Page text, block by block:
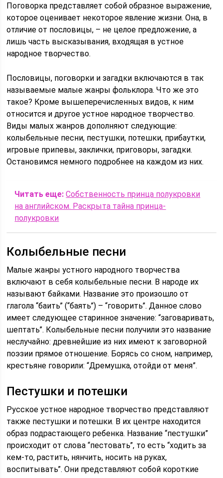
Поговорка представляет собой образное выражение,
которое оценивает некоторое явление жизни. Она, в
отличие от пословицы, – не целое предложение, а
лишь часть высказывания, входящая в устное
народное творчество.
Пословицы, поговорки и загадки включаются в так
называемые малые жанры фольклора. Что же это
такое? Кроме вышеперечисленных видов, к ним
относится и другое устное народное творчество.
Виды малых жанров дополняют следующие:
колыбельные песни, пестушки, потешки, прибаутки,
игровые припевы, заклички, приговоры, загадки.
Остановимся немного подробнее на каждом из них.
Читать еще: Собственность принца полукровки
на английском. Раскрыта тайна принца-
полукровки
Колыбельные песни
Малые жанры устного народного творчества
включают в себя колыбельные песни. В народе их
называют байками. Название это произошло от
глагола “баить” (“баять”) – “говорить”. Данное слово
имеет следующее старинное значение: “заговаривать,
шептать”. Колыбельные песни получили это название
неслучайно: древнейшие из них имеют к заговорной
поэзии прямое отношение. Борясь со сном, например,
крестьяне говорили: “Дремушка, отойди от меня”.
Пестушки и потешки
Русское устное народное творчество представляют
также пестушки и потешки. В их центре находится
образ подрастающего ребенка. Название “пестушки”
происходит от слова “пестовать”, то есть “ходить за
кем-то, растить, нянчить, носить на руках,
воспитывать”. Они представляют собой короткие